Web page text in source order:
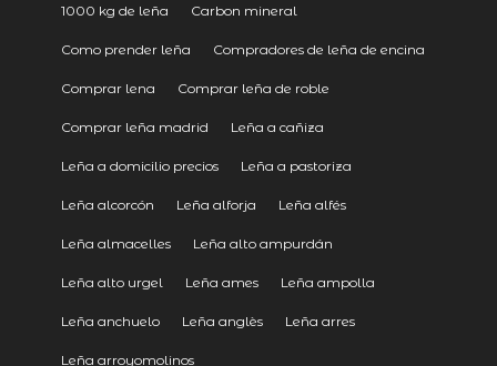
1000 kg de leña Carbon mineral
Como prender leña Compradores de leña de encina
Comprar lena Comprar leña de roble
Comprar leña madrid Leña a cañiza
Leña a domicilio precios Leña a pastoriza
Leña alcorcón Leña alforja Leña alfés
Leña almacelles Leña alto ampurdán
Leña alto urgel Leña ames Leña ampolla
Leña anchuelo Leña anglès Leña arres
Leña arroyomolinos